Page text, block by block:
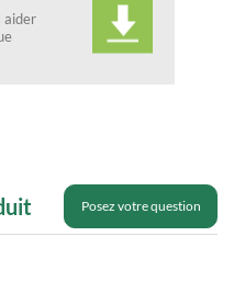
aider
Posez votre question